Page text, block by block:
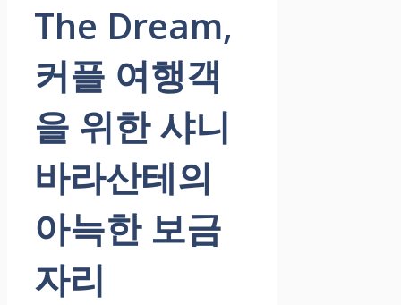
The Dream,
커플 여행객
을 위한 샤니
바라산테의
아늑한 보금
자리